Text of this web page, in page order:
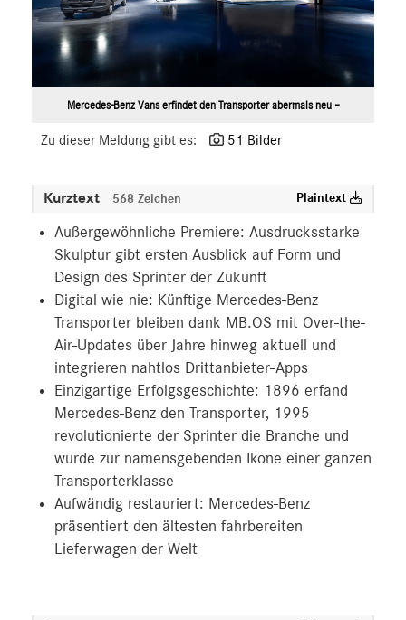
Mercedes-Benz Vans erfindet den Transporter abermals neu –
Zu dieser Meldung gibt es: 51 Bilder
Kurztext 568 Zeichen Plaintext
Außergewöhnliche Premiere: Ausdrucksstarke
Skulptur gibt ersten Ausblick auf Form und
Design des Sprinter der Zukunft
Digital wie nie: Künftige Mercedes-Benz
Transporter bleiben dank MB.OS mit Over-the-
Air-Updates über Jahre hinweg aktuell und
integrieren nahtlos Drittanbieter-Apps
Einzigartige Erfolgsgeschichte: 1896 erfand
Mercedes-Benz den Transporter, 1995
revolutionierte der Sprinter die Branche und
wurde zur namensgebenden Ikone einer ganzen
Transporterklasse
Aufwändig restauriert: Mercedes-Benz
präsentiert den ältesten fahrbereiten
Lieferwagen der Welt